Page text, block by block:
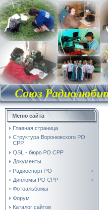
Союз
Меню сайта
Главная страница
Структура Воронежского РО
СРР
QSL - бюро РО СРР
Документы
Радиоспорт РО
Дипломы РО СРР
Фотоальбомы
Форум
Каталог сайтов